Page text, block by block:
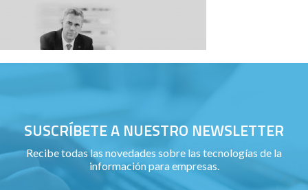
SUSCRÍBETE A NUESTRO NEWSLETTER
Recibe todas las novedades sobre las tecnologías de la
información para empresas.